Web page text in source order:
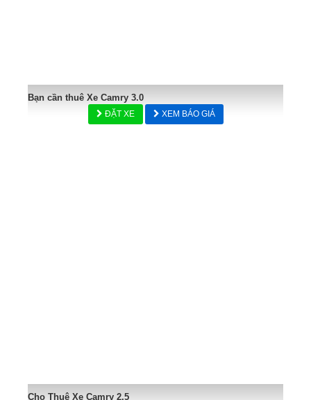
Bạn cần thuê Xe Camry 3.0
ĐẶT XE XEM BÁO GIÁ
Cho Thuê Xe Camry 2.5